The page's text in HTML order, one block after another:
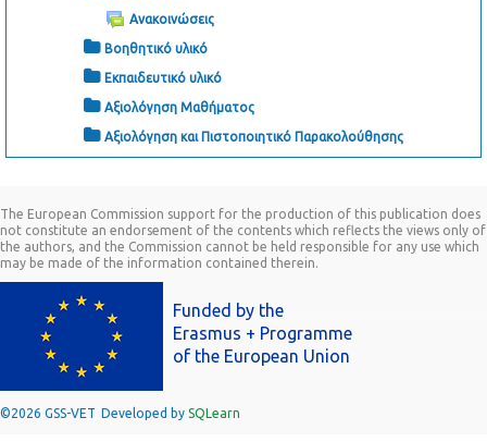
Ανακοινώσεις
Βοηθητικό υλικό
Εκπαιδευτικό υλικό
Αξιολόγηση Μαθήματος
Αξιολόγηση και Πιστοποιητικό Παρακολούθησης
The European Commission support for the production of this publication does
not constitute an endorsement of the contents which reflects the views only of
the authors, and the Commission cannot be held responsible for any use which
may be made of the information contained therein.
Funded by the
Erasmus + Programme
of the European Union
©2026 GSS-VET Developed by SQLearn